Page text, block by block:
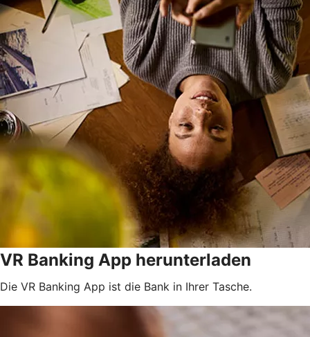
VR Banking App herunterladen
Die VR Banking App ist die Bank in Ihrer Tasche.